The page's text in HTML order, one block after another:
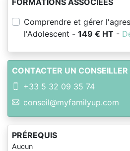
Comprendre et gérer
l'Adolescent - 149 € HT -
CONTACTER UN CONSEILLER
+33 5 32 09 35 74
conseil@myfamilyup.com
PRÉREQUIS
Aucun